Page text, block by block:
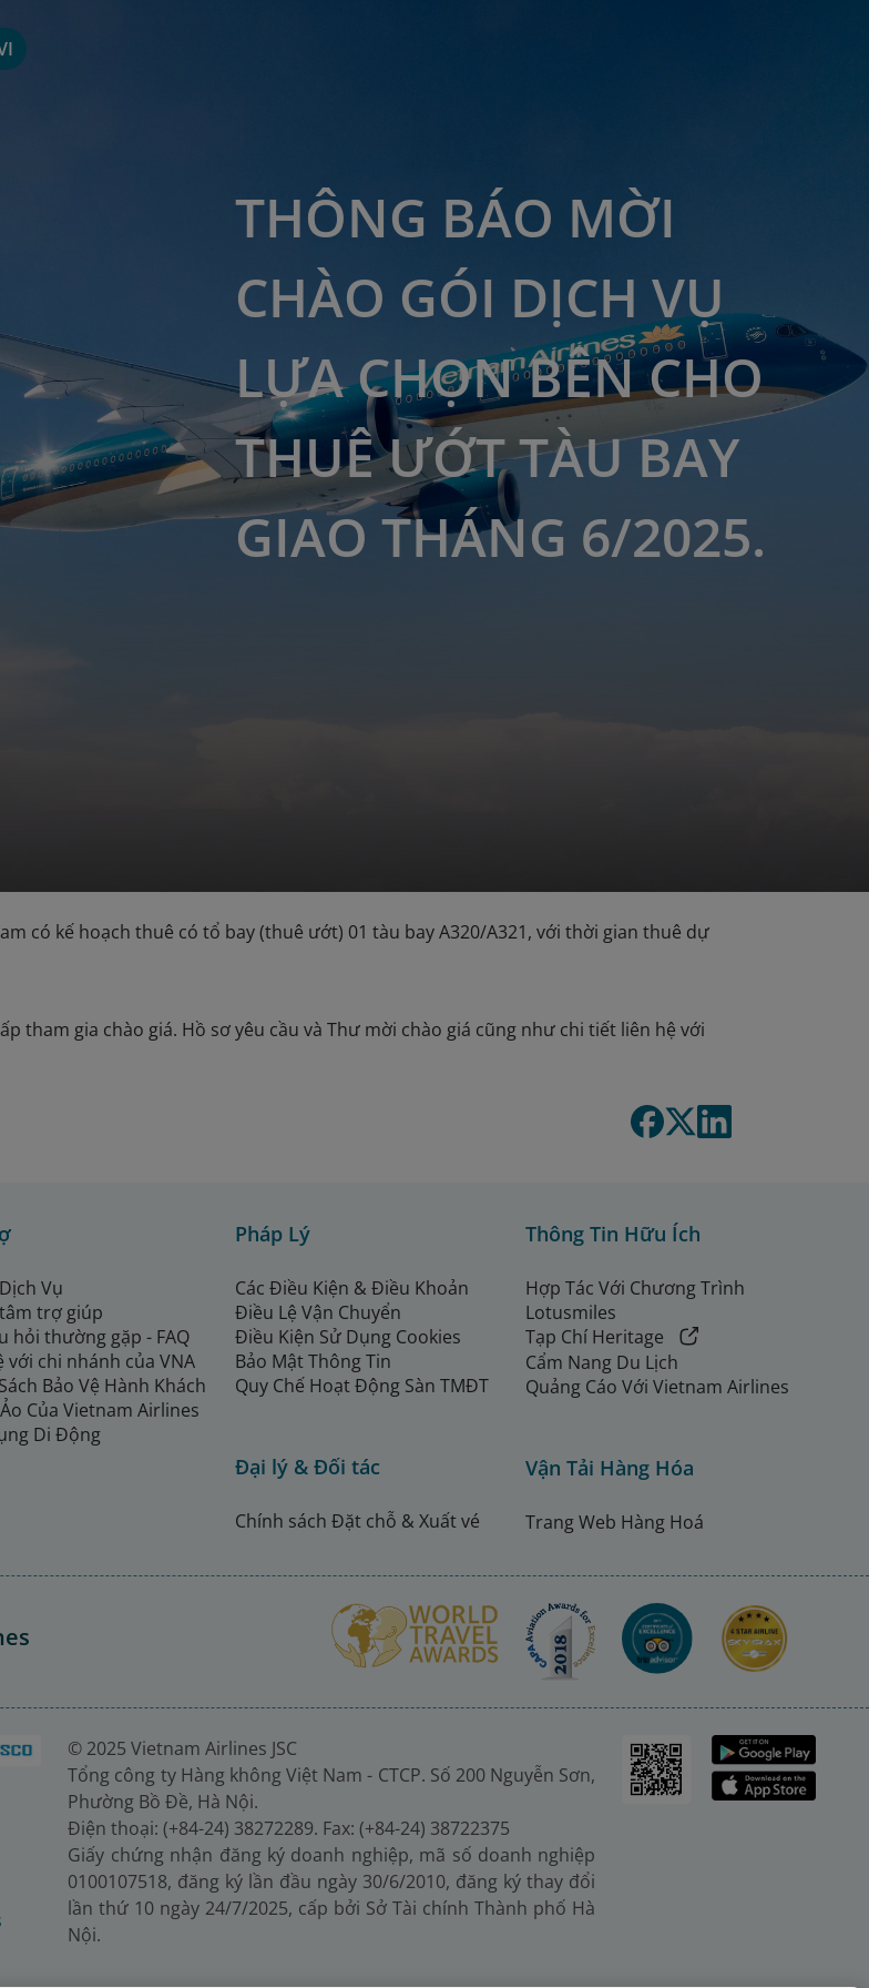
THÔNG BÁO MỜI
CHÀO GÓI DỊCH VỤ
LỰA CHỌN BÊN CHO
THUÊ ƯỚT TÀU BAY
GIAO THÁNG 6/2025.
có kế hoạch thuê có tổ bay (thuê ướt) 01 tàu bay A320/A321, với thời gian thuê dự
tham gia chào giá. Hồ sơ yêu cầu và Thư mời chào giá cũng như chi tiết liên hệ với
Vụ
trợ giúp
hỏi thường gặp - FAQ
với chi nhánh của VNA
Bảo Vệ Hành Khách
Của Vietnam Airlines
Di Động
Pháp Lý
Các Điều Kiện & Điều Khoản
Điều Lệ Vận Chuyển
Điều Kiện Sử Dụng Cookies
Bảo Mật Thông Tin
Quy Chế Hoạt Động Sàn TMĐT
Đại lý & Đối tác
Chính sách Đặt chỗ & Xuất vé
Thông Tin Hữu Ích
Hợp Tác Với Chương Trình
Lotusmiles
Tạp Chí Heritage
Cẩm Nang Du Lịch
Quảng Cáo Với Vietnam Airlines
Vận Tải Hàng Hóa
Trang Web Hàng Hoá
© 2025 Vietnam Airlines JSC
Tổng công ty Hàng không Việt Nam - CTCP. Số 200 Nguyễn Sơn,
Phường Bồ Đề, Hà Nội.
Điện thoại: (+84-24) 38272289. Fax: (+84-24) 38722375
Giấy chứng nhận đăng ký doanh nghiệp, mã số doanh nghiệp
0100107518, đăng ký lần đầu ngày 30/6/2010, đăng ký thay đổi
lần thứ 10 ngày 24/7/2025, cấp bởi Sở Tài chính Thành phố Hà
Nội.